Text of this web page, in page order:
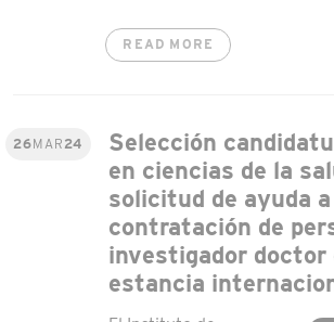
READ MORE
26MAR 24
Selección
en ciencias de la
solicitud de ayuda
contratación de
investigador doctor
estancia